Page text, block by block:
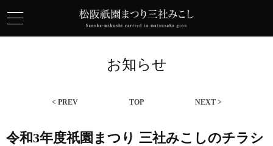
お知らせ
< PREV TOP NEXT >
令和3年度祇園まつり 三社みこしのチラシ